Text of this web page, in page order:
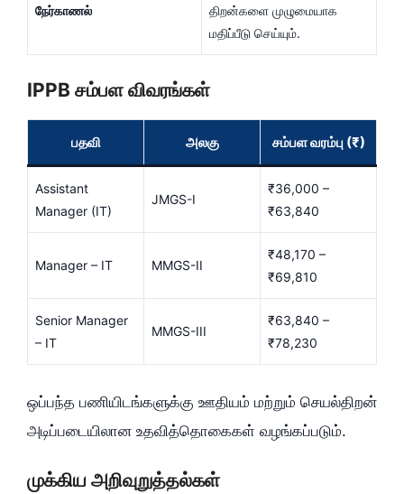
நேர்காணல்
திறன்களை முழுமையாக
மதிப்பீடு செய்யும்.
IPPB சம்பள விவரங்கள்
பதவி அலகு சம்பள வரம்பு (₹)
Assistant
Manager (IT)
JMGS-I
₹36,000 –
₹63,840
Manager – IT MMGS-II
₹48,170 –
₹69,810
Senior Manager
– IT
MMGS-III
₹63,840 –
₹78,230
ஒப்பந்த பணியிடங்களுக்கு ஊதியம் மற்றும் செயல்திறன்
அடிப்படையிலான உதவித்தொகைகள் வழங்கப்படும்.
முக்கிய அறிவுறுத்தல்கள்